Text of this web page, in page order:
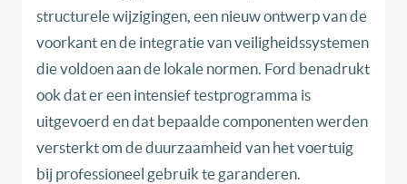
structurele wijzigingen, een nieuw ontwerp van de
voorkant en de integratie van veiligheidssystemen
die voldoen aan de lokale normen. Ford benadrukt
ook dat er een intensief testprogramma is
uitgevoerd en dat bepaalde componenten werden
versterkt om de duurzaamheid van het voertuig
bij professioneel gebruik te garanderen.